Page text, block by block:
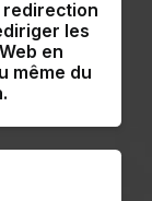
redirection
les
en
même du